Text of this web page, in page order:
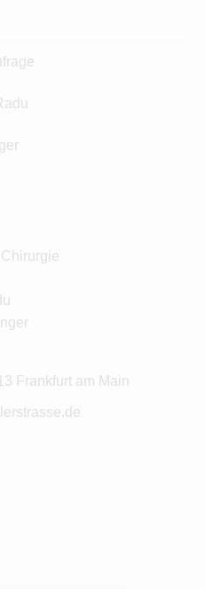
Frankfurt am Main